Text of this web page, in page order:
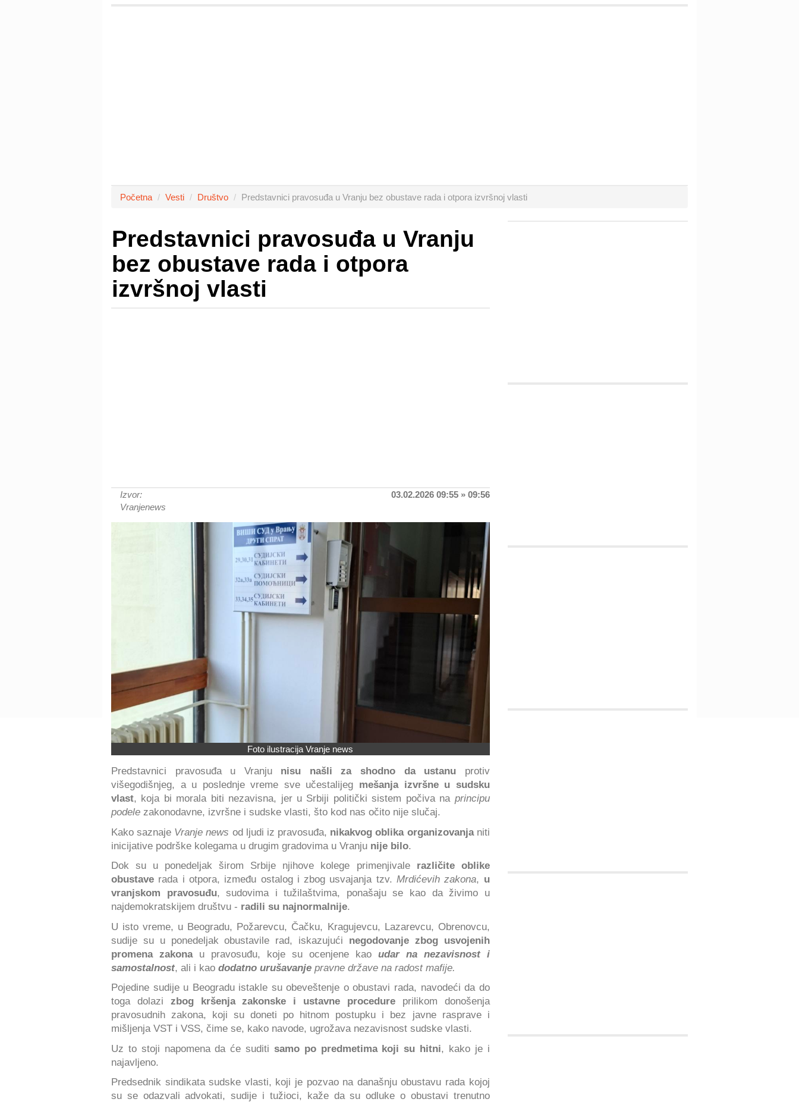
Početna Vesti Društvo Predstavnici pravosuđa u Vranju bez obustave rada i otpora izvršnoj vlasti
Predstavnici pravosuđa u Vranju
bez obustave rada i otpora
izvršnoj vlasti
Izvor:
Vranjenews
03.02.2026 09:55 » 09:56
Foto ilustracija Vranje news
Predstavnici pravosuđa u Vranju nisu našli za shodno da ustanu protiv
višegodišnjeg, a u poslednje vreme sve učestalijeg mešanja izvršne u sudsku
vlast, koja bi morala biti nezavisna, jer u Srbiji politički sistem počiva na principu
podele zakonodavne, izvršne i sudske vlasti, što kod nas očito nije slučaj.
Kako saznaje Vranje news od ljudi iz pravosuđa, nikakvog oblika organizovanjaniti
inicijative podrške kolegama u drugim gradovima u Vranju nije bilo.
Dok su u ponedeljak širom Srbije njihove kolege primenjivale različite oblike
obustave rada i otpora, između ostalog i zbog usvajanja tzv.Mrdićevih zakona, u
vranjskom pravosuđu, sudovima i tužilaštvima, ponašaju se kao da živimo u
najdemokratskijem društvu - radili su najnormalnije.
U isto vreme, u Beogradu, Požarevcu, Čačku, Kragujevcu, Lazarevcu, Obrenovcu,
sudije su u ponedeljak obustavile rad, iskazujući negodovanje zbog usvojenih
promena zakonau pravosuđu, koje su ocenjene kao udar na nezavisnost i
samostalnost, ali i kao dodatno urušavanje pravne države na radost mafije.
Pojedine sudije u Beogradu istakle su obeveštenje o obustavi rada, navodeći da do
toga dolazi zbog kršenja zakonske i ustavne procedureprilikom donošenja
pravosudnih zakona, koji su doneti po hitnom postupku i bez javne rasprave i
mišljenja VST i VSS, čime se, kako navode, ugrožava nezavisnost sudske vlasti.
Uz to stoji napomena da će suditi samo po predmetima koji su hitni, kako je i
najavljeno.
Predsednik sindikata sudske vlasti, koji je pozvao na današnju obustavu rada kojoj
su se odazvali advokati, sudije i tužioci, kaže da su odluke o obustavi trenutno